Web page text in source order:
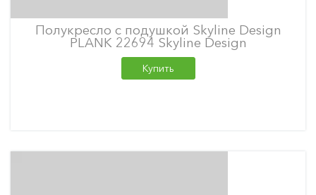
Полукресло с подушкой Skyline Design
PLANK 22694 Skyline Design
Купить